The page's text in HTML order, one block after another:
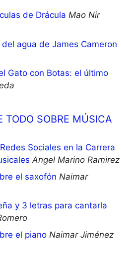
de Drácula Mao Nir
agua de James Cameron
Gato con Botas: el último
TODO SOBRE MÚSICA
Sociales en la Carrera
Angel Marino Ramirez
el saxofón Naimar
y 3 letras para cantarla
el piano Naimar Jiménez